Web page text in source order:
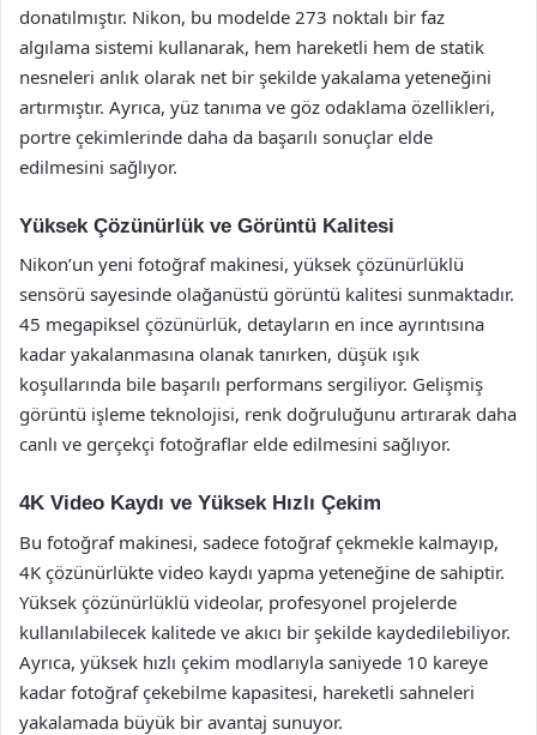
donatılmıştır. Nikon, bu modelde 273 noktalı bir faz
algılama sistemi kullanarak, hem hareketli hem de statik
nesneleri anlık olarak net bir şekilde yakalama yeteneğini
artırmıştır. Ayrıca, yüz tanıma ve göz odaklama özellikleri,
portre çekimlerinde daha da başarılı sonuçlar elde
edilmesini sağlıyor.
Yüksek Çözünürlük ve Görüntü Kalitesi
Nikon’un yeni fotoğraf makinesi, yüksek çözünürlüklü
sensörü sayesinde olağanüstü görüntü kalitesi sunmaktadır.
45 megapiksel çözünürlük, detayların en ince ayrıntısına
kadar yakalanmasına olanak tanırken, düşük ışık
koşullarında bile başarılı performans sergiliyor. Gelişmiş
görüntü işleme teknolojisi, renk doğruluğunu artırarak daha
canlı ve gerçekçi fotoğraflar elde edilmesini sağlıyor.
4K Video Kaydı ve Yüksek Hızlı Çekim
Bu fotoğraf makinesi, sadece fotoğraf çekmekle kalmayıp,
4K çözünürlükte video kaydı yapma yeteneğine de sahiptir.
Yüksek çözünürlüklü videolar, profesyonel projelerde
kullanılabilecek kalitede ve akıcı bir şekilde kaydedilebiliyor.
Ayrıca, yüksek hızlı çekim modlarıyla saniyede 10 kareye
kadar fotoğraf çekebilme kapasitesi, hareketli sahneleri
yakalamada büyük bir avantaj sunuyor.